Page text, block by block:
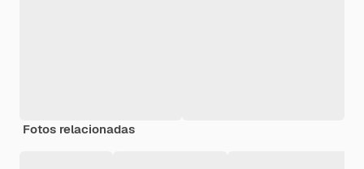
Fotos relacionadas